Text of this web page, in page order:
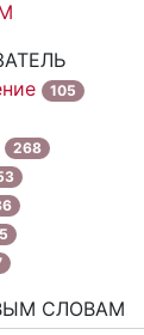
105
268
СЛОВАМ